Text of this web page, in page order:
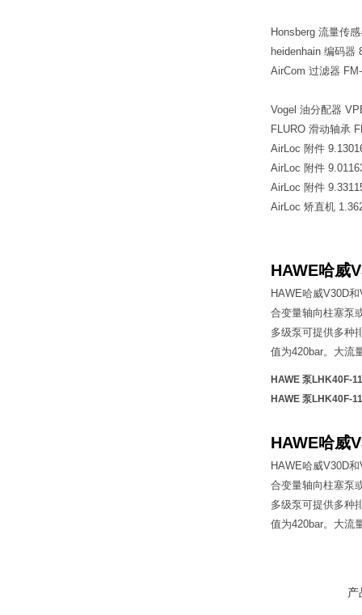
Honsberg 流量传
heidenhain 编码器
AirCom 过滤器
Vogel 油分配器
FLURO 滑动轴承
AirLoc 附件
AirLoc 附件
AirLoc 附件
AirLoc 矫直机
HAWE哈威
HAWE哈威V30D
合变量轴向柱塞泵
多级泵可提供多种
值为420bar。大流
HAWE 泵LHK40F-
HAWE 泵LHK40F-
HAWE哈威
HAWE哈威V30D
合变量轴向柱塞泵
多级泵可提供多种
值为420bar。大流
产